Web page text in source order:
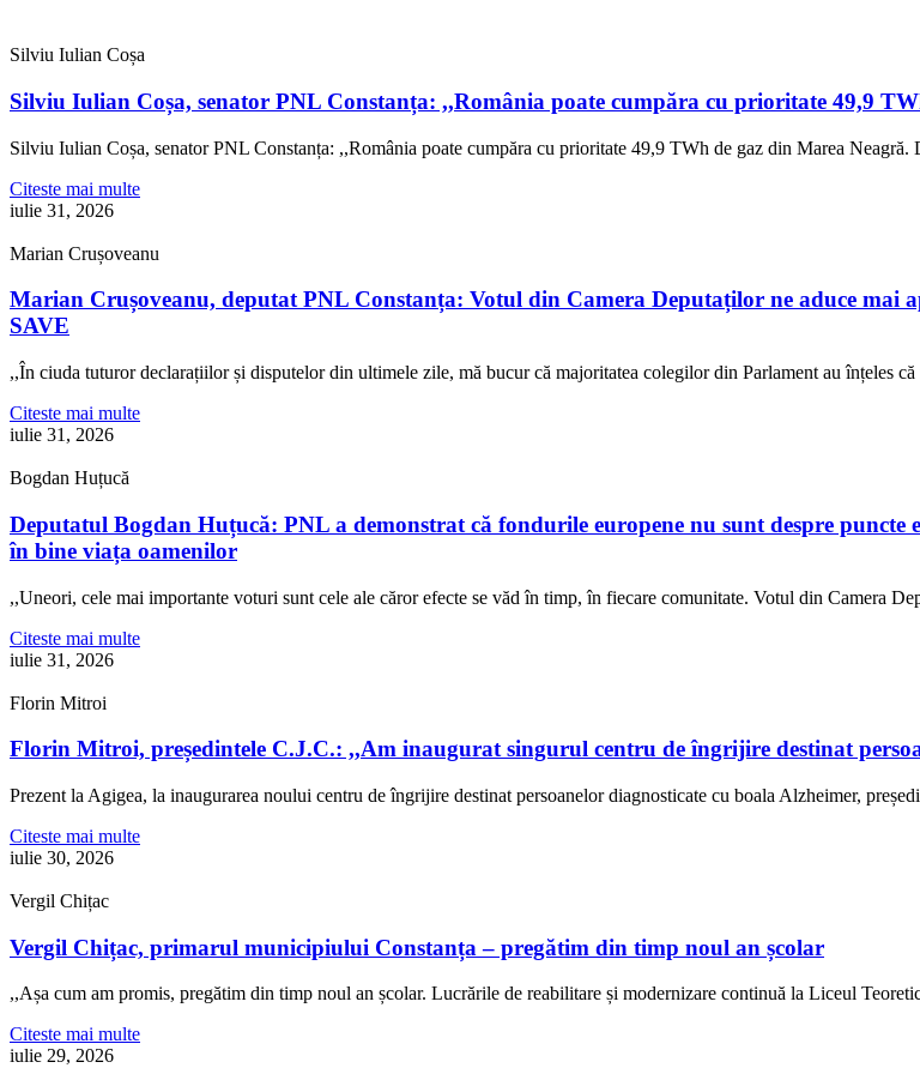
Silviu Iulian Coșa
Silviu Iulian Coșa, senator PNL Constanța: ,,România poate cumpăra cu prioritate 49,9
Silviu Iulian Coșa, senator PNL Constanța: ,,România poate cumpăra cu prioritate 49,9 TWh de gaz din Marea Neagră.
Citeste mai multe
iulie 31, 2026
Marian Crușoveanu
Marian Crușoveanu, deputat PNL Constanța: Votul din Camera Deputaților ne aduce mai
SAVE
,,În ciuda tuturor declarațiilor și disputelor din ultimele zile, mă bucur că majoritatea colegilor din Parlament au înțeles
Citeste mai multe
iulie 31, 2026
Bogdan Huțucă
Deputatul Bogdan Huțucă: PNL a demonstrat că fondurile europene nu sunt despre puncte
în bine viața oamenilor
,,Uneori, cele mai importante voturi sunt cele ale căror efecte se văd în timp, în fiecare comunitate. Votul din Camera
Citeste mai multe
iulie 31, 2026
Florin Mitroi
Florin Mitroi, președintele C.J.C.: ,,Am inaugurat singurul centru de îngrijire destinat
Prezent la Agigea, la inaugurarea noului centru de îngrijire destinat persoanelor diagnosticate cu boala Alzheimer,
Citeste mai multe
iulie 30, 2026
Vergil Chițac
Vergil Chițac, primarul municipiului Constanța – pregătim din timp noul an școlar
,,Așa cum am promis, pregătim din timp noul an școlar. Lucrările de reabilitare și modernizare continuă la Liceul
Citeste mai multe
iulie 29, 2026